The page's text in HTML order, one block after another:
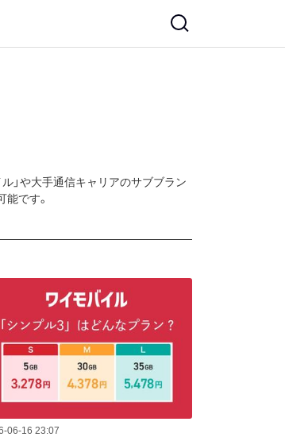
」や大手通信キャリアのサブブラン
です。
06-16 23:07